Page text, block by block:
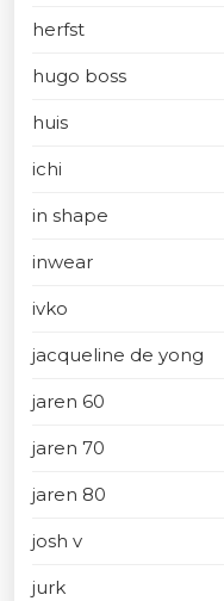
herfst
hugo boss
huis
ichi
in shape
inwear
ivko
jacqueline de yong
jaren 60
jaren 70
jaren 80
josh v
jurk